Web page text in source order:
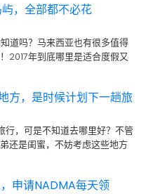
，全部都不必花
道吗？马来西亚也有很多值得
2017年到底哪里是适合度假又
方，是时候计划下一趟旅
行，可是不知道去哪里好？不管
还是闺蜜，不妨考虑这些地方
申请NADMA每天领